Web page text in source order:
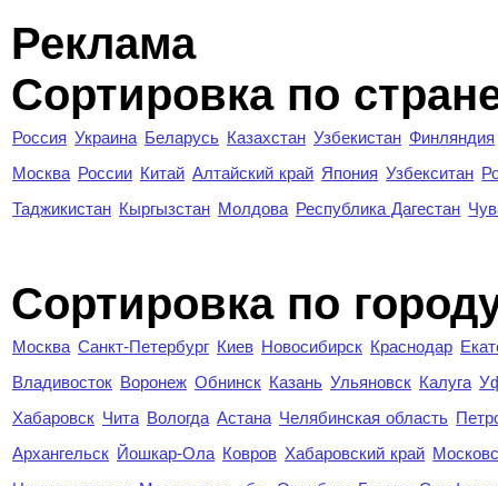
Реклама
Сортировка по
Россия Украина Беларусь Казахстан Узбекистан Финляндия
Москва России Китай Алтайский край Япония Узбекситан
Таджикистан Кыргызстан Молдова Республика Дагестан
Cортировка по
Москва Санкт-Петербург Киев Новосибирск Краснодар
Владивосток Воронеж Обнинск Казань Ульяновск Калуга
Хабаровск Чита Вологда Астана Челябинская область
Архангельск Йошкар-Ола Ковров Хабаровский край